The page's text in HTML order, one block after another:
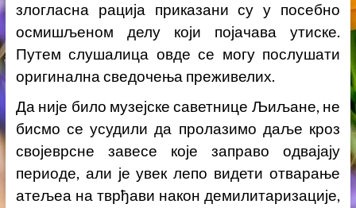
злогласна рација приказани су у посебно
осмишљеном делу који појачава утиске.
Путем слушалица овде се могу послушати
оригинална сведочења преживелих.
Да није било музејске саветнице Љиљане, не
бисмо се усудили да пролазимо даље кроз
својеврсне завесе које заправо одвајају
периоде, али је увек лепо видети отварање
атељеа на тврђави након демилитаризације,